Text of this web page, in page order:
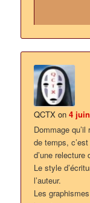
QCTX on4
Dommage
de temps,
d’une
Le style
l’auteur.
Les